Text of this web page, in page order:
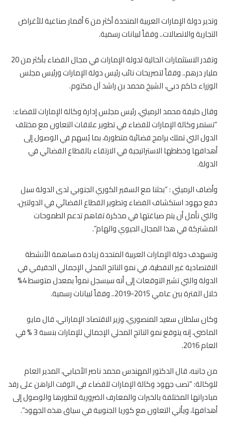
وتدير دولة الإمارات العربية المتحدة أكثر من 6 أقمار صناعية للأغراض
التجارية والاتصالات.. وفقاً لبيانات رسمية.
وتقدر الاستثمارات الحالية لدولة الإمارات في مجال الفضاء بأكثر من 20
مليار درهم.. وفقاً لتصريحات نائب رئيس دولة الإمارات ورئيس مجلس
الوزراء حاكم دبي، الشيخ محمد بن راشد آل مكتوم.
وقال خليفة محمد الرميثي، رئيس مجلس إدارة وكالة الإمارات للفضاء:
“تستمر وكالة الإمارات للفضاء في تطوير علاقات التعاون مع مختلف
الدول التي تملك برامج فضائية متطورة، بما يُسهم في الوصول إلى
أهدافها وخططها الاستراتيجية في الارتقاء بالقطاع الفضائي في
الدولة.
وأضاف الرميثي : “بحثنا مع السفير الكوري الجنوبي لدى الدولة سبل
دفع جهود استكشاف الفضاء وتطوير القطاع الفضائي في الدولتين،
والتي نأمل أن يتم صياغتها في مذكرة تفاهم تدعم الطموحات
المشتركة في هذا المجال الحيوي والهام”.
وتسهدف دولة الإمارات العربية المتحدة زيادة مساهمة الأنشطة
الاقتصادية غير النفطية، في نمو الناتج المحلي الإجمالي الحقيقي في
الدولة والتي تشير التوقعات إلى أنه سيسجل نمواً بمعدل متوسط 4%
خلال الفترة بين عامي 2015-2019.. وفقاً لبيانات رسمية.
وكان سلطان سعيد المنصوري، وزير الاقتصاد الإماراتي، قال مايو
الماضي، إنه يتوقع نمو الناتج المحلي الإجمالي للإمارات بنسبة 3 % في
العام 2016.
من جانبه، قال الدكتور المهندس محمد ناصر الأحبابي، المدير العام
للوكالة: “تصب جهود وكالة الإمارات للفضاء في الوقت الراهن على رفد
مبادراتها المختلفة بالخبرات والمعارف الضرورية لتطورها والوصول إلى
أهدافها، ويأتي التعاون مع كوريا الجنوبية في سياق هذه الجهود”.